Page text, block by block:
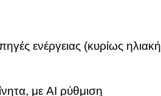
ενέργειας (κυρίως ηλιακή
με AI ρύθμιση